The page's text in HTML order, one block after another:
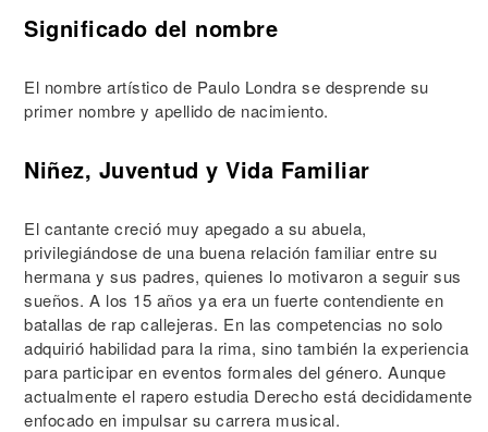
Significado del nombre
El nombre artístico de Paulo Londra se desprende su
primer nombre y apellido de nacimiento.
Niñez, Juventud y Vida Familiar
El cantante creció muy apegado a su abuela,
privilegiándose de una buena relación familiar entre su
hermana y sus padres, quienes lo motivaron a seguir sus
sueños. A los 15 años ya era un fuerte contendiente en
batallas de rap callejeras. En las competencias no solo
adquirió habilidad para la rima, sino también la experiencia
para participar en eventos formales del género. Aunque
actualmente el rapero estudia Derecho está decididamente
enfocado en impulsar su carrera musical.